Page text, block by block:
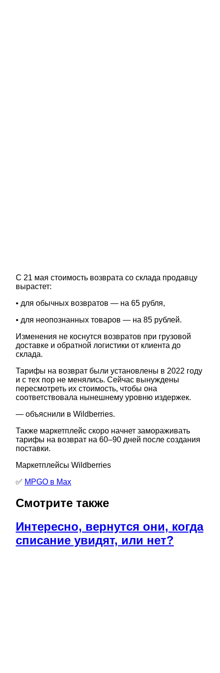
С 21 мая стоимость возврата со склада продавцу
вырастет:
• для обычных возвратов — на 65 рубля,
• для неопознанных товаров — на 85 рублей.
Изменения не коснутся возвратов при грузовой
доставке и обратной логистики от клиента до
склада.
Тарифы на возврат были установлены в 2022 году
и с тех пор не менялись. Сейчас вынуждены
пересмотреть их стоимость, чтобы она
соответствовала нынешнему уровню издержек.
— объяснили в Wildberries.
Также маркетплейс скоро начнет замораживать
тарифы на возврат на 60–90 дней после создания
поставки.
Маркетплейсы Wildberries
✅ MPGO в Мах
Смотрите также
Интересно, вернутся они, когда
списание увидят, или нет?